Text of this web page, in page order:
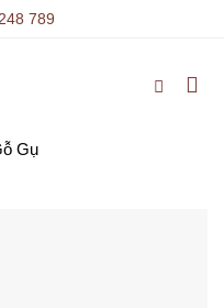
789
Gụ